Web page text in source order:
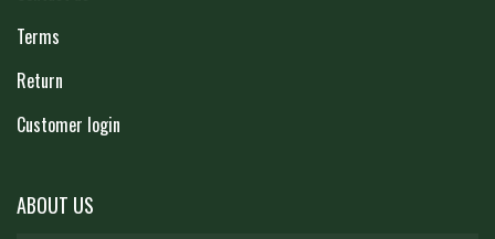
Terms
Return
Customer login
ABOUT US